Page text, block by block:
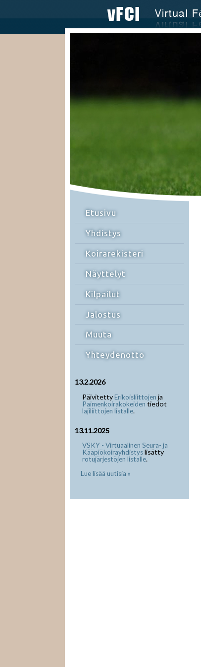
Etusivu
Yhdistys
Koirarekisteri
Näyttelyt
Kilpailut
Jalostus
Muuta
Yhteydenotto
13.2.2026
PäivitettyErikoisliittojen ja
Paimenkoirakokeiden tiedot
lajiliittojen listalle.
13.11.2025
VSKY - Virtuaalinen Seura- ja
Kääpiökoirayhdistyslisätty
rotujärjestöjen listalle.
Lue lisää uutisia »